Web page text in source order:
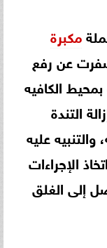
مكبرة
عن رفع
الكافيه
التندة
عليه
الإجراءات
إلى الغلق